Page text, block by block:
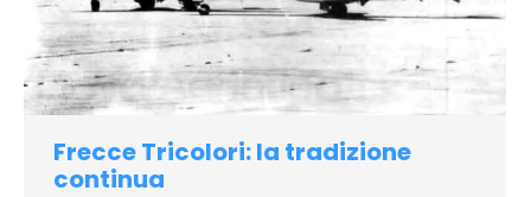
Frecce Tricolori: la tradizione
continua